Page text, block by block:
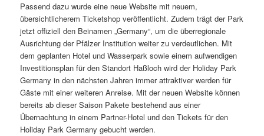
Passend dazu wurde eine neue Website mit neuem,
übersichtlicherem Ticketshop veröffentlicht. Zudem trägt der Park
jetzt offiziell den Beinamen „Germany“, um die überregionale
Ausrichtung der Pfälzer Institution weiter zu verdeutlichen. Mit
dem geplanten Hotel und Wasserpark sowie einem aufwendigen
Investitionsplan für den Standort Haßloch wird der Holiday Park
Germany in den nächsten Jahren immer attraktiver werden für
Gäste mit einer weiteren Anreise. Mit der neuen Website können
bereits ab dieser Saison Pakete bestehend aus einer
Übernachtung in einem Partner-Hotel und den Tickets für den
Holiday Park Germany gebucht werden.